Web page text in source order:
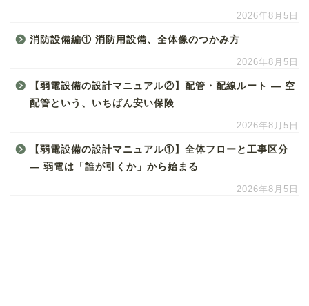
2026年8月5日
消防設備編① 消防用設備、全体像のつかみ方
2026年8月5日
【弱電設備の設計マニュアル②】配管・配線ルート ― 空
配管という、いちばん安い保険
2026年8月5日
【弱電設備の設計マニュアル①】全体フローと工事区分
― 弱電は「誰が引くか」から始まる
2026年8月5日